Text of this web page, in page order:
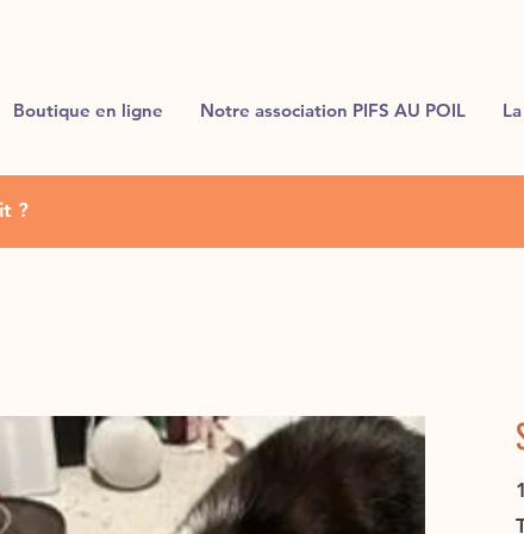
Boutique en ligne Notre association PIFS AU POIL
?